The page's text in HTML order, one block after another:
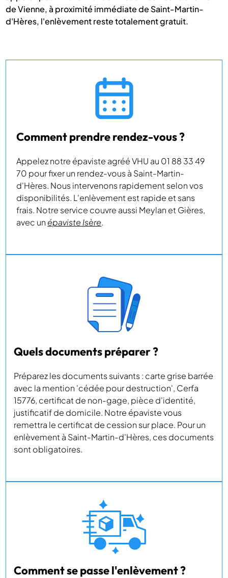
de Vienne, à proximité immédiate de Saint-Martin-
d'Hères, l'enlèvement reste totalement gratuit.
Comment prendre rendez-vous ?
Appelez notre épaviste agréé VHU au 01 88 33 49
70 pour fixer un rendez-vous à Saint-Martin-
d'Hères. Nous intervenons rapidement selon vos
disponibilités. L'enlèvement est rapide et sans
frais. Notre service couvre aussi Meylan et Gières,
avec un épaviste Isère.
Quels documents préparer ?
Préparez les documents suivants : carte grise barrée
avec la mention 'cédée pour destruction', Cerfa
15776, certificat de non-gage, pièce d'identité,
justificatif de domicile. Notre épaviste vous
remettra le certificat de cession sur place. Pour un
enlèvement à Saint-Martin-d'Hères, ces documents
sont obligatoires.
Comment se passe l'enlèvement ?